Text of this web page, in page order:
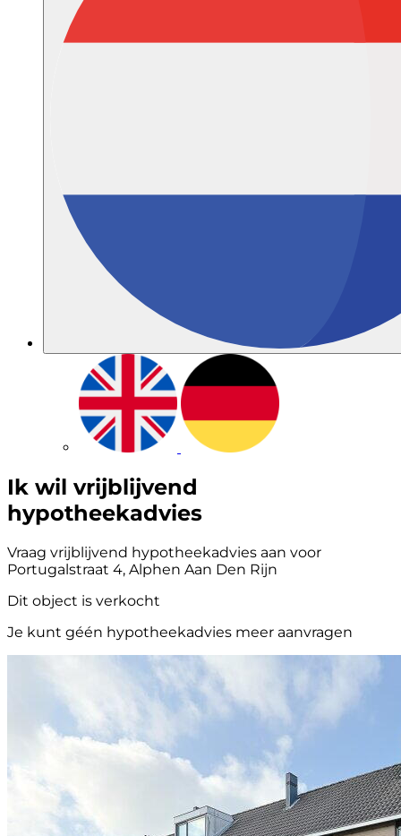
Ik wil vrijblijvend
hypotheekadvies
Vraag vrijblijvend hypotheekadvies aan voor
Portugalstraat 4, Alphen Aan Den Rijn
Dit object is verkocht
Je kunt géén hypotheekadvies meer aanvragen